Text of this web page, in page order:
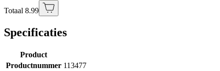
Totaal 8.99
Specificaties
Product
Productnummer 113477